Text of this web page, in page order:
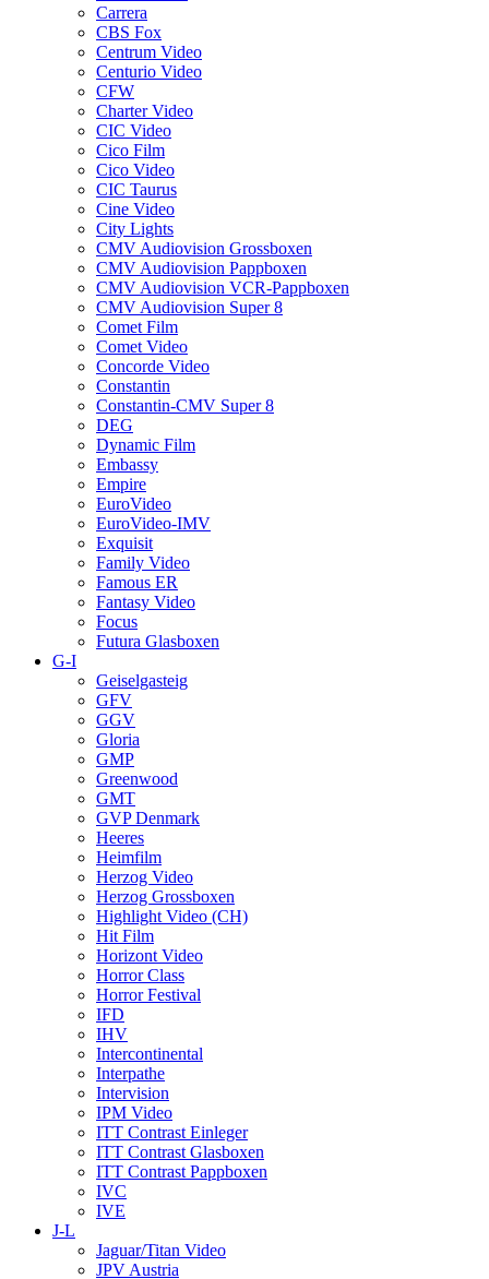
Carrera
CBS Fox
Centrum Video
Centurio Video
CFW
Charter Video
CIC Video
Cico Film
Cico Video
CIC Taurus
Cine Video
City Lights
CMV Audiovision Grossboxen
CMV Audiovision Pappboxen
CMV Audiovision VCR-Pappboxen
CMV Audiovision Super 8
Comet Film
Comet Video
Concorde Video
Constantin
Constantin-CMV Super 8
DEG
Dynamic Film
Embassy
Empire
EuroVideo
EuroVideo-IMV
Exquisit
Family Video
Famous ER
Fantasy Video
Focus
Futura Glasboxen
G-I
Geiselgasteig
GFV
GGV
Gloria
GMP
Greenwood
GMT
GVP Denmark
Heeres
Heimfilm
Herzog Video
Herzog Grossboxen
Highlight Video (CH)
Hit Film
Horizont Video
Horror Class
Horror Festival
IFD
IHV
Intercontinental
Interpathe
Intervision
IPM Video
ITT Contrast Einleger
ITT Contrast Glasboxen
ITT Contrast Pappboxen
IVC
IVE
J-L
Jaguar/Titan Video
JPV Austria